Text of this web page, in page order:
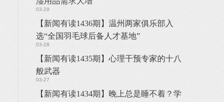
03-29
03-28
【新闻有读1436期】温州两家俱乐部入
选“全国羽毛球后备人才基地”
03-27
【新闻有读1435期】心理干预专家的十八
般武器
【新闻有读1434期】晚上总是睡不着？学